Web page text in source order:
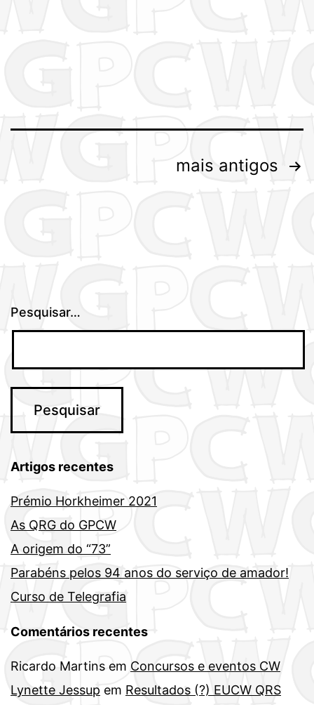
mais antigos
Pesquisar…
Artigos recentes
Prémio Horkheimer 2021
As QRG do GPCW
A origem do “73”
Parabéns pelos 94 anos do serviço de amador!
Curso de Telegrafia
Comentários recentes
Ricardo Martins em Concursos e eventos CW
Lynette Jessup em Resultados (?) EUCW QRS